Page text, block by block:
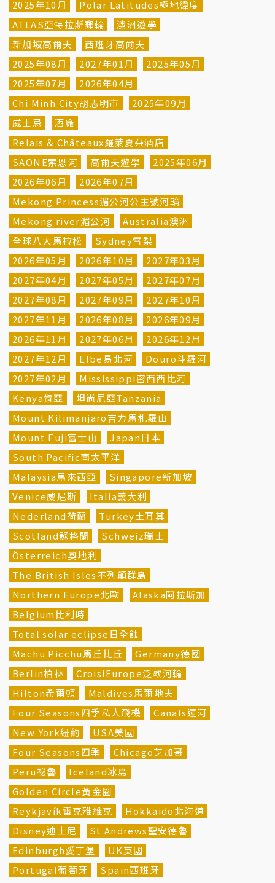
2025年10月
Polar Latitudes極地緯度
ATLAS亞特拉斯郵輪
澳洲遊學
新加坡高爾夫
西班牙高爾夫
2025年08月
2027年01月
2025年05月
2025年07月
2026年04月
Chi Minh City胡志明市
2025年09月
威士忌
酒廠
Relais & Châteaux羅萊夏朵酒店
SAONE索恩河
高爾夫遊學
2025年06月
2026年06月
2026年07月
Mekong Princess湄公河公主號河輪
Mekong river湄公河
Australia澳洲
全球八大馬拉松
Sydney雪梨
2026年05月
2026年10月
2027年03月
2027年04月
2027年05月
2027年07月
2027年08月
2027年09月
2027年10月
2027年11月
2026年08月
2026年09月
2026年11月
2027年06月
2026年12月
2027年12月
Elbe易北河
Douro斗羅河
2027年02月
Mississippi密西西比河
Kenya肯亞
坦尚尼亞Tanzania
Mount Kilimanjaro吉力馬札羅山
Mount Fuji富士山
Japan日本
South Pacific南太平洋
Malaysia馬來西亞
Singapore新加坡
Venice威尼斯
Italia義大利
Nederland荷蘭
Turkey土耳其
Scotland蘇格蘭
Schweiz瑞士
Österreich奧地利
The British Isles不列顛群島
Northern Europe北歐
Alaska阿拉斯加
Belgium比利時
Total solar eclipse日全蝕
Machu Picchu馬丘比丘
Germany德國
Berlin柏林
CroisiEurope泛歐河輪
Hilton希爾頓
Maldives馬爾地夫
Four Seasons四季私人飛機
Canals運河
New York紐約
USA美國
Four Seasons四季
Chicago芝加哥
Peru祕魯
Iceland冰島
Golden Circle黃金圈
Reykjavík雷克雅維克
Hokkaido北海道
Disney迪士尼
St Andrews聖安德魯
Edinburgh愛丁堡
UK英國
Portugal葡萄牙
Spain西班牙